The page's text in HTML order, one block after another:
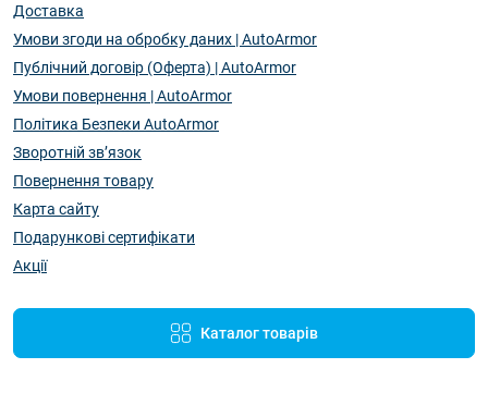
Доставка
Умови згоди на обробку даних | AutoArmor
Публічний договір (Оферта) | AutoArmor
Умови повернення | AutoArmor
Політика Безпеки AutoArmor
Зворотній зв’язок
Повернення товару
Карта сайту
Подарункові сертифікати
Акції
Каталог товарів